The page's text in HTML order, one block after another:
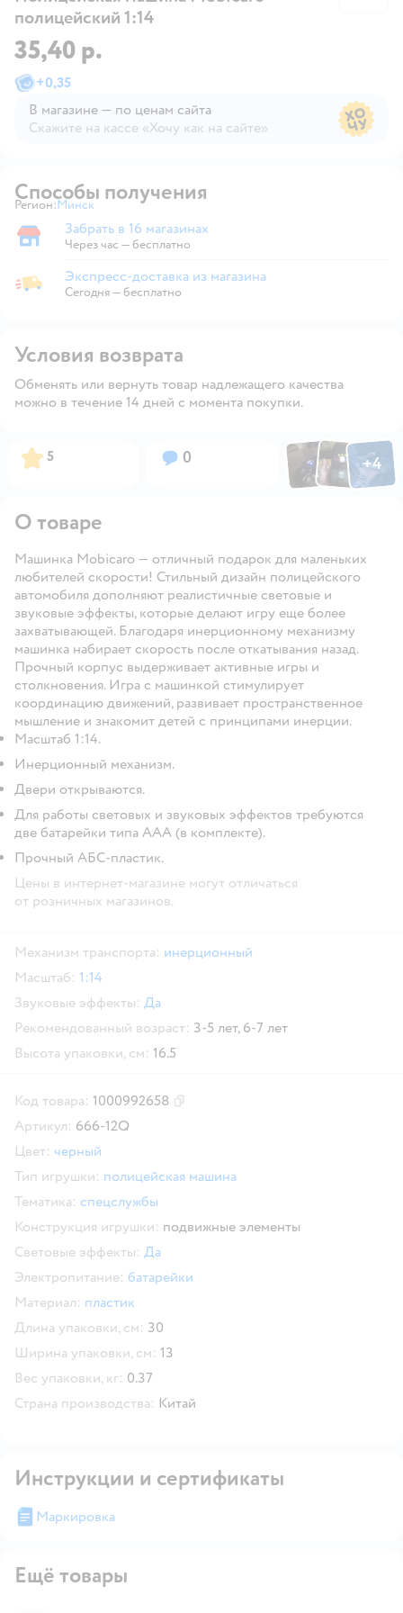
полицейский 1:14
35,40 р.
+0,35
В магазине — по ценам сайта
Скажите на кассе «Хочу как на сайте»
Способы получения
Регион: Выбор адреса доставки.
Минск
Забрать в магазине
Забрать в 16 магазинах
Через час — бесплатно
Экспресс-доставка из магазина
Экспресс-доставка из магазина
Сегодня—бесплатно
Условия возврата
Обменять или вернуть товар надлежащего качества
можно в течение 14 дней с момента покупки.
Рейтинг:
5 Вопросов:
0 ФотоФотоФото
+4
Открыть
О товаре
Машинка Mobicaro — отличный подарок для маленьких
любителей скорости! Стильный дизайн полицейского
автомобиля дополняют реалистичные световые и
звуковые эффекты, которые делают игру еще более
захватывающей. Благодаря инерционному механизму
машинка набирает скорость после откатывания назад.
Прочный корпус выдерживает активные игры и
столкновения. Игра с машинкой стимулирует
координацию движений, развивает пространственное
мышление и знакомит детей с принципами инерции.
Масштаб 1:14.
Инерционный механизм.
Двери открываются.
Для работы световых и звуковых эффектов требуются
две батарейки типа ААА (в комплекте).
Прочный AБС-пластик.
Цены в интернет-магазине могут отличаться
от розничных магазинов.
Механизм транспорта: инерционный
Масштаб: 1:14
Звуковые эффекты: Да
Рекомендованный возраст: 3-5 лет, 6-7 лет
Высота упаковки, см: 16.5
Код товара: 1000992658
Артикул: 666-12Q
Цвет: черный
Тип игрушки: полицейская машина
Тематика: спецслужбы
Конструкция игрушки: подвижные элементы
Световые эффекты: Да
Электропитание: батарейки
Материал: пластик
Длина упаковки, см: 30
Ширина упаковки, см: 13
Вес упаковки, кг: 0.37
Страна производства: Китай
Инструкции и сертификаты
Маркировка
Ещё товары